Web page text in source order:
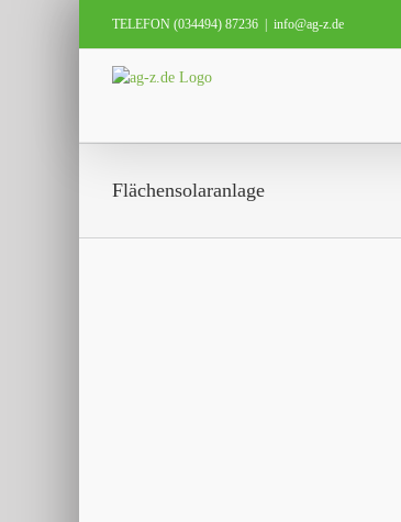
TELEFON (034494) 87236 info@ag-z.de
Flächensolaranlage